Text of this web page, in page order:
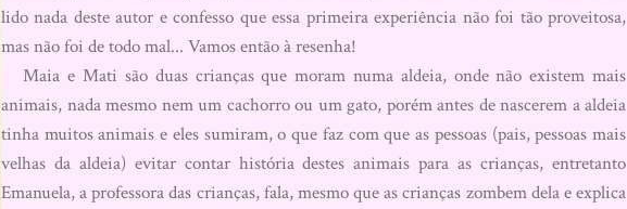
lido nada deste autor e confesso que essa primeira experiência não foi tão proveitosa,
mas não foi de todo mal... Vamos então à resenha!
Maia e Mati são duas crianças que moram numa aldeia, onde não existem mais
animais, nada mesmo nem um cachorro ou um gato, porém antes de nascerem a aldeia
tinha muitos animais e eles sumiram, o que faz com que as pessoas (pais, pessoas mais
velhas da aldeia) evitar contar história destes animais para as crianças, entretanto
Emanuela, a professora das crianças, fala, mesmo que as crianças zombem dela e explica